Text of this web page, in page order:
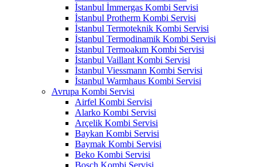
İstanbul İmmergas Kombi Servisi
İstanbul Protherm Kombi Servisi
İstanbul Termoteknik Kombi Servisi
İstanbul Termodinamik Kombi Servisi
İstanbul Termoakım Kombi Servisi
İstanbul Vaillant Kombi Servisi
İstanbul Viessmann Kombi Servisi
İstanbul Warmhaus Kombi Servisi
Avrupa Kombi Servisi
Airfel Kombi Servisi
Alarko Kombi Servisi
Arçelik Kombi Servisi
Baykan Kombi Servisi
Baymak Kombi Servisi
Beko Kombi Servisi
Bosch Kombi Servisi